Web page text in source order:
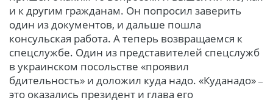
и к другим гражданам. Он попросил заверить
один из документов, и дальше пошла
консульская работа. А теперь возвращаемся к
спецслужбе. Один из представителей спецслужб
в украинском посольстве «проявил
бдительность» и доложил куда надо. «Куданадо» –
это оказались президент и глава его